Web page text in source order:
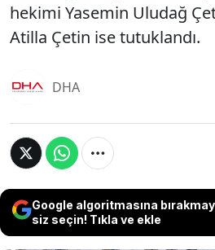
hekimi Yasemin Uludağ
Atilla Çetin ise tutuklandı.
DHA
Google algoritmasına
siz seçin! Tıkla ve ekle